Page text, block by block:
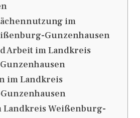
im
Gunzenhausen
Arbeit im Landkreis
im Landkreis
Landkreis Weißenburg-